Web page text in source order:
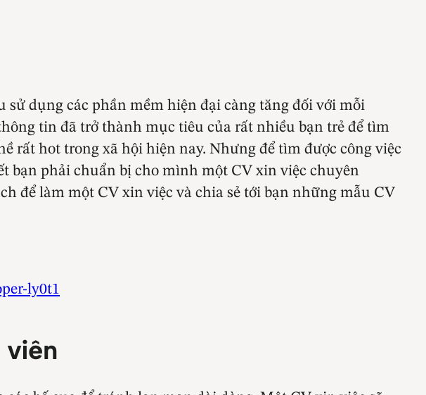
dụng các phần mềm hiện đại càng tăng đối với mỗi
tin đã trở thành mục tiêu của rất nhiều bạn trẻ để tìm
rất hot trong xã hội hiện nay. Nhưng để tìm được công việc
bạn phải chuẩn bị cho mình một CV xin việc chuyên
để làm một CV xin việc và chia sẻ tới bạn những mẫu CV
ly0t1
viên